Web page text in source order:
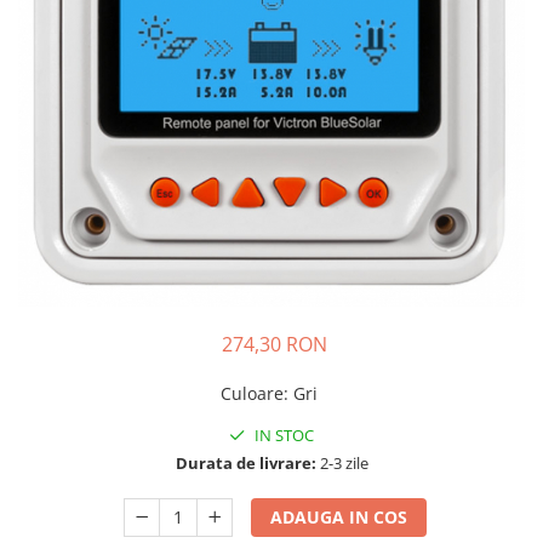
Panouri fotovoltaice si accesorii
Sisteme prindere panouri
fotovoltaice
Accesorii
Invertoare
Invertoare Hibrid
Invertoare On-grid
Convertoare de tensiune
Sisteme de stocare energie
274,30 RON
Culoare: Gri
IN STOC
Durata de livrare: 2-3 zile
ADAUGA IN COS